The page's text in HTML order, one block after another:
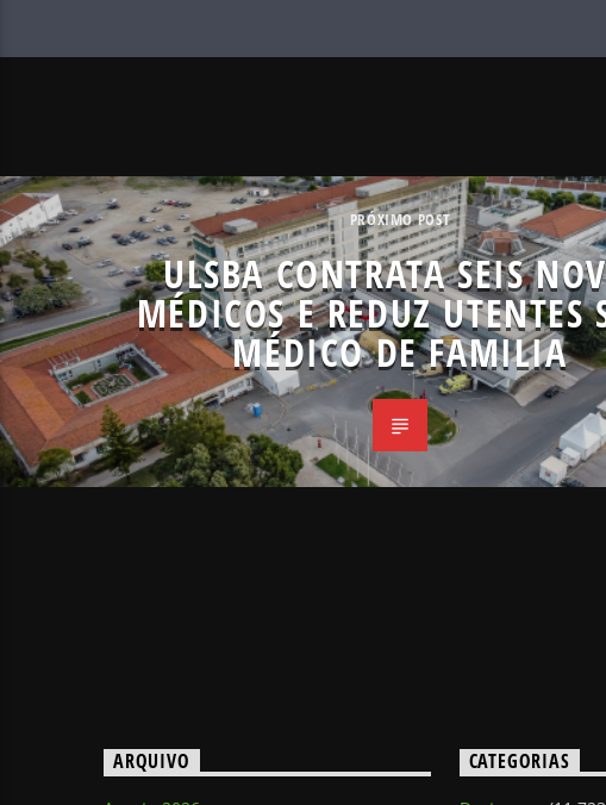
PRÓXIMO POST
ULSBA CONTRATA SEIS
MÉDICOS E REDUZ UTENTES
MÉDICO DE FAMILIA
ARQUIVO CATEGORIAS